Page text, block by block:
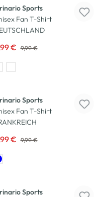
Sports
Fan T-Shirt
€ 9,99 €
Sports
Fan T-Shirt
€ 9,99 €
Sports